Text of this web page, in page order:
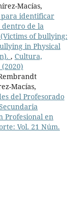
Macías,
para identificar
dentro de la
of bullying:
in Physical
, Cultura,
Macías,
del Profesorado
Profesional en
Vol. 21 Núm.